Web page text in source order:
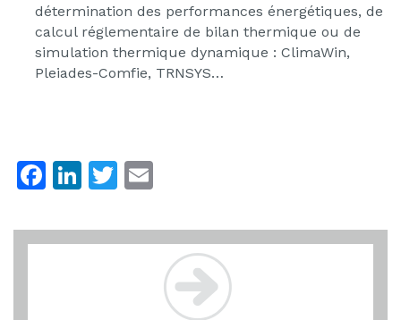
détermination des performances énergétiques, de
calcul réglementaire de bilan thermique ou de
simulation thermique dynamique : ClimaWin,
Pleiades-Comfie, TRNSYS…
F
c
Li
k
T
itt ai